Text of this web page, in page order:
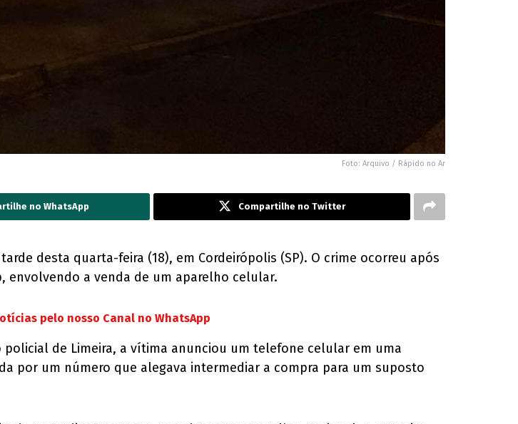
Foto: Arquivo / Rápido no Ar
no WhatsApp Compartilhe no Twitter
desta quarta-feira (18), em Cordeirópolis (SP). O crime ocorreu após
envolvendo a venda de um aparelho celular.
pelo nosso Canal no WhatsApp
de Limeira, a vítima anunciou um telefone celular em uma
por um número que alegava intermediar a compra para um suposto